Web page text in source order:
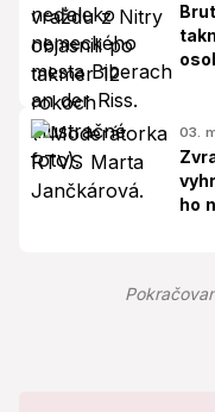
03.
ho